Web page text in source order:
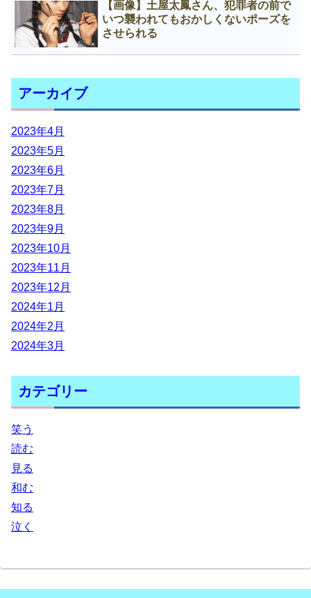
【画像】土屋太鳳さん、犯罪者の前で
いつ襲われてもおかしくないポーズを
させられる
アーカイブ
2023年4月
2023年5月
2023年6月
2023年7月
2023年8月
2023年9月
2023年10月
2023年11月
2023年12月
2024年1月
2024年2月
2024年3月
カテゴリー
笑う
読む
見る
和む
知る
泣く